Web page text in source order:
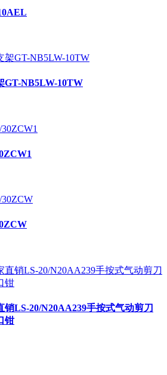
GT-NB5LW-10TW
销LS-20/N20AA239手按式气动剪刀
钳